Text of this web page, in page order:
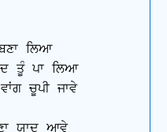
ਲਿਆ
ਤੂੰ ਪਾ ਲਿਆ
ਚੂਪੀ ਜਾਵੇ
ਯਾਦ ਆਵੇ